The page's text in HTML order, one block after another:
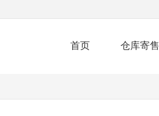
首页 仓库寄售